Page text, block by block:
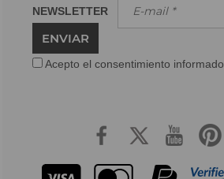
NEWSLETTER
ENVIAR
Acepto el consentimiento informado.